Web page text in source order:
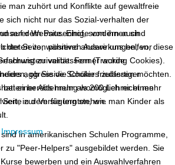
man zuhört und Konflikte auf gewaltfreie
sich nicht nur das Sozial-verhalten der
auf dem Pausenhof, sondern auch
von positiven Auswirkungen, vor
Ferner wurde
aggressive Schüler friedfertiger
bereits mehr als 200 Lehrer einen
in dem sie lernten, wie man Kinder als
in amerikanischen Schulen Programme,
zu "Peer-Helpers" ausgebildet werden. Sie
bewerben und ein Auswahlverfahren
Website. Einige von ihnen sind
der Seite, während andere uns helfen, diese
zu verbessern (Tracking Cookies).
ob Sie die Cookies zulassen möchten.
bei einer Ablehnung womöglich nicht mehr
zur Verfügung stehen.
Impressum